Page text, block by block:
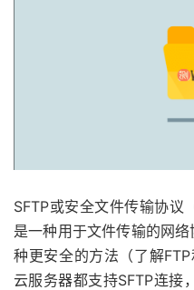
SFTP或安全文件传输协议
是一种用于文件传输的网
种更安全的方法（了解
云服务器都支持SFTP连接